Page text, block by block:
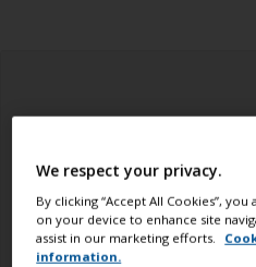
We respect your privacy.
By clicking “Accept All Cookies”,
on your device to enhance site
assist in our marketing efforts.
information.